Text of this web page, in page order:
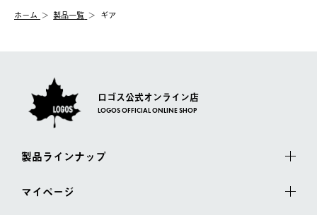
【配送業者】
佐川急便にて配送されます。
一度お手元の商品を返品いただき、ご希望商品を再注文してくだ
ホーム 製品一覧 ギア
ロゴス公式オンライン店
LOGOS OFFICIAL ONLINE SHOP
製品ラインナップ
マイページ